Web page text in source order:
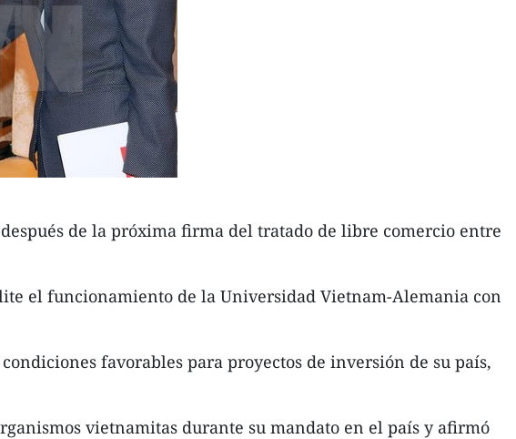
de la próxima firma del tratado de libre comercio entre
el funcionamiento de la Universidad Vietnam-Alemania con
favorables para proyectos de inversión de su país,
vietnamitas durante su mandato en el país y afirmó